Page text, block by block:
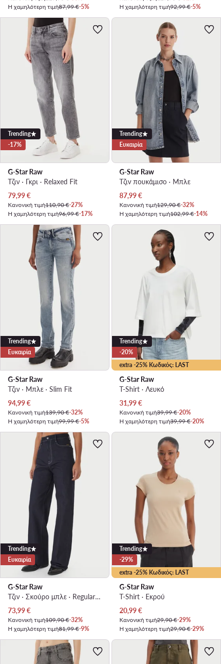
Η χαμηλότερη τιμή87,99 €-5%
Η χαμηλότερη τιμή92,99 €-5%
Trending
-17%
G-Star Raw
Τζιν · Γκρι · Relaxed Fit
Τρέχουσα τιμή
79,99€
Κανονική τιμή110,90 €-27%
Η χαμηλότερη τιμή96,99 €-17%
Trending
Ευκαιρία
G-Star Raw
Τζιν πουκάμισο · Μπλε
Τρέχουσα τιμή
87,99€
Κανονική τιμή129,90 €-32%
Η χαμηλότερη τιμή102,99 €-14%
Trending
Ευκαιρία
G-Star Raw
Τζιν · Μπλε · Slim Fit
Τρέχουσα τιμή
94,99€
Κανονική τιμή139,90 €-32%
Η χαμηλότερη τιμή99,99 €-5%
extra -25% Κωδικός: LAST
Trending
-20%
G-Star Raw
T-Shirt · Λευκό
Τρέχουσα τιμή
31,99€
Κανονική τιμή39,99 €-20%
Η χαμηλότερη τιμή39,99 €-20%
Trending
Ευκαιρία
G-Star Raw
Τζιν · Σκούρο μπλε · Regular Fit
Τρέχουσα τιμή
73,99€
Κανονική τιμή109,90 €-32%
Η χαμηλότερη τιμή81,99 €-9%
extra -25% Κωδικός: LAST
Trending
-29%
G-Star Raw
T-Shirt · Εκρού
Τρέχουσα τιμή
20,99€
Κανονική τιμή29,90 €-29%
Η χαμηλότερη τιμή29,90 €-29%